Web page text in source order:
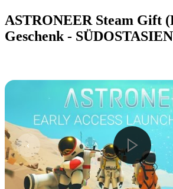
ASTRONEER Steam Gift
Geschenk - SÜDOSTASIEN